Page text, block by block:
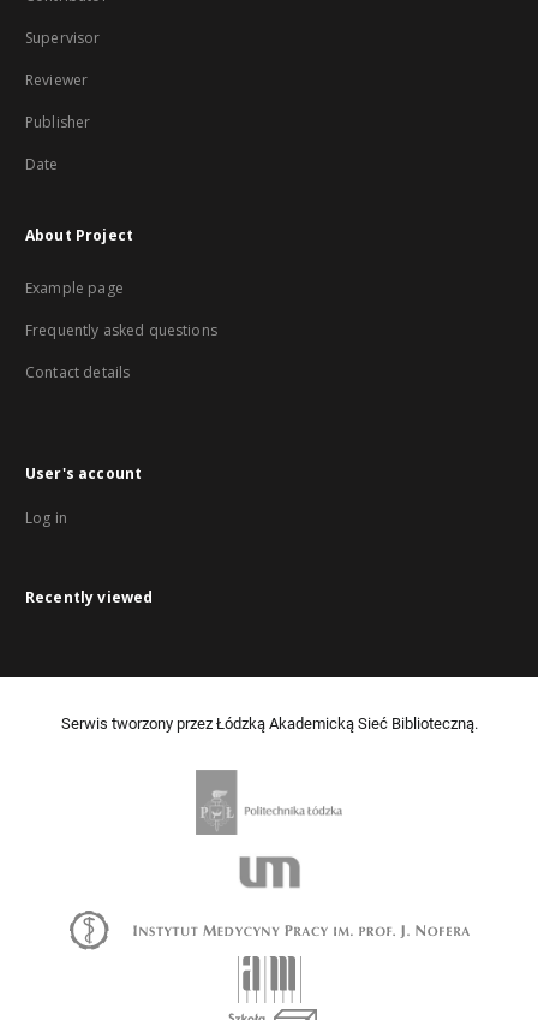
Supervisor
Reviewer
Publisher
Date
About Project
Example page
Frequently asked questions
Contact details
User's account
Log in
Recently viewed
Serwis tworzony przez Łódzką Akademicką Sieć Biblioteczną.